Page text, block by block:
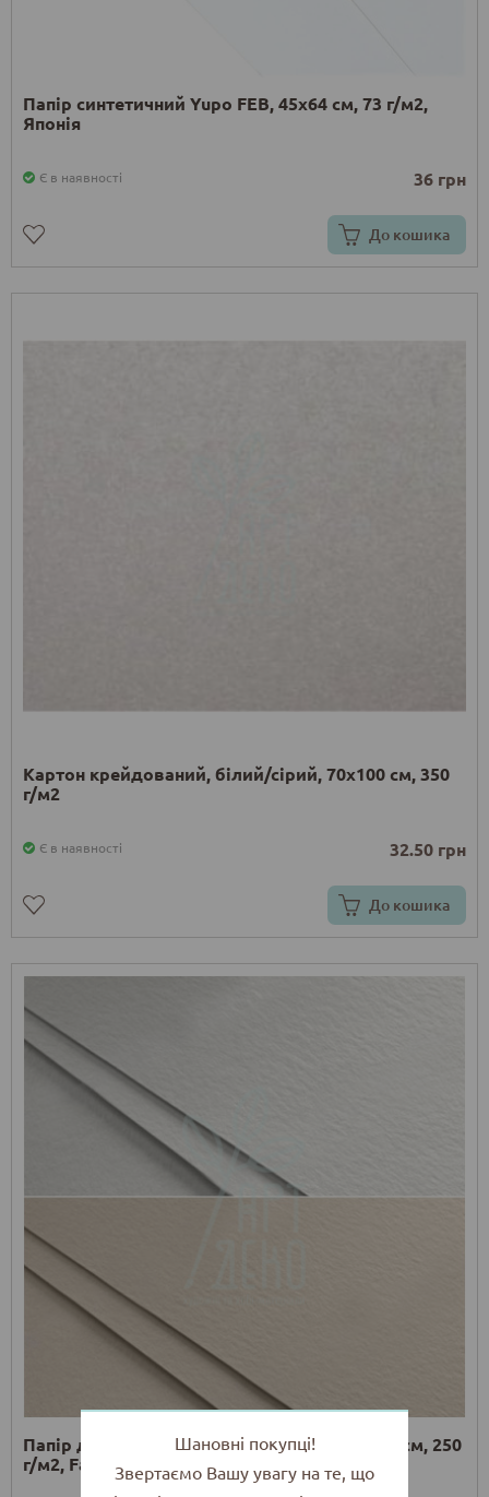
Папір синтетичний Yupo FEB, 45х64 см, 73 г/м2,
Японія
Є в наявності 36 грн
До кошика
Картон крейдований, білий/сірий, 70х100 см, 350
г/м2
Є в наявності 32.50 грн
До кошика
Папір для акварелі та офорту Unica 70х100 см, 250
г/м2, Fabriano
Шановні покупці!
Звертаємо Вашу увагу на те, що